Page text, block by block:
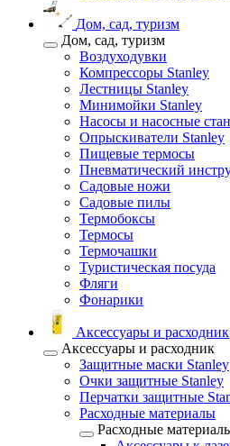
Дом, сад, туризм
Дом, сад, туризм
Воздуходувки
Компрессоры Stanley
Лестницы Stanley
Минимойки Stanley
Насосы и насосные
Опрыскиватели Stanley
Пищевые термосы
Пневматический
Садовые ножи
Садовые пилы
Термобоксы
Термосы
Термочашки
Туристическая посуда
Фляги
Фонарики
Аксессуары и расходник
Аксессуары и расходник
Защитные маски Stanley
Очки защитные Stanley
Перчатки защитные
Расходные материалы
Расходные